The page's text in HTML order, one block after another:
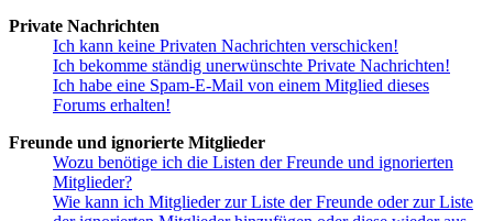
Private Nachrichten
Ich kann keine Privaten Nachrichten verschicken!
Ich bekomme ständig unerwünschte Private Nachrichten!
Ich habe eine Spam-E-Mail von einem Mitglied dieses
Forums erhalten!
Freunde und ignorierte Mitglieder
Wozu benötige ich die Listen der Freunde und ignorierten
Mitglieder?
Wie kann ich Mitglieder zur Liste der Freunde oder zur Liste